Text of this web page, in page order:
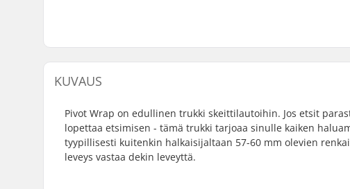
KUVAUS
Pivot Wrap on edullinen trukki skeittilautoihin. Jos etsit
lopettaa etsimisen - tämä trukki tarjoaa sinulle kaiken
tyypillisesti kuitenkin halkaisijaltaan 57-60 mm olevien
leveys vastaa dekin leveyttä.